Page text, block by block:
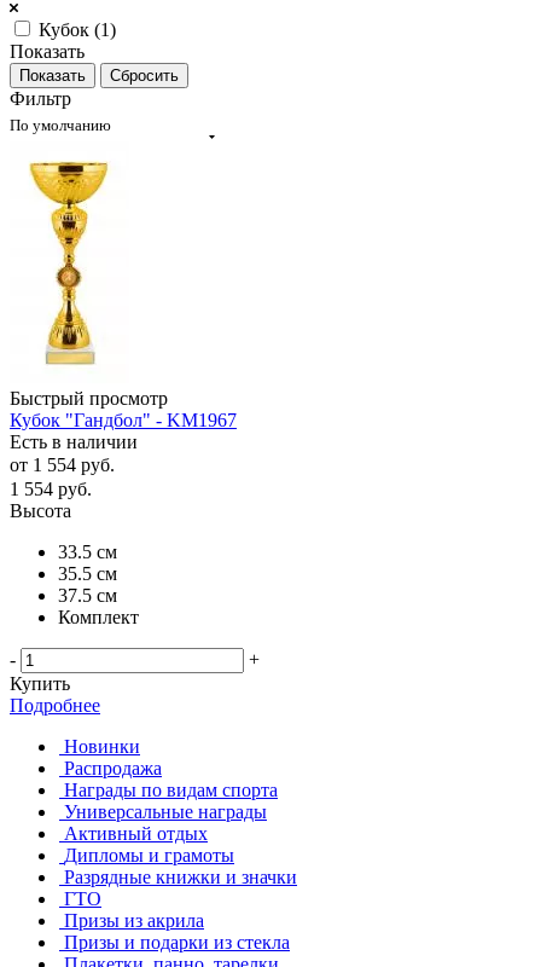
Кубок (1)
Показать
Сбросить
Фильтр
По умолчанию
Быстрый просмотр
Кубок "Гандбол" - KM1967
Есть в наличии
от 1 554 руб.
1 554 руб.
Высота
33.5 см
35.5 см
37.5 см
Комплект
-
+
Купить
Подробнее
Новинки
Распродажа
Награды по видам спорта
Универсальные награды
Активный отдых
Дипломы и грамоты
Разрядные книжки и значки
ГТО
Призы из акрила
Призы и подарки из стекла